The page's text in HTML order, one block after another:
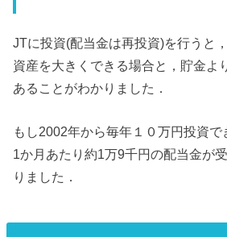
JTに投資(配当金は再投資)を行うと
資産を大きくできる場合と，貯金よ
あることがわかりました．
もし2002年から毎年１０万円投資
1か月あたり約1万9千円の配当金が
りました．